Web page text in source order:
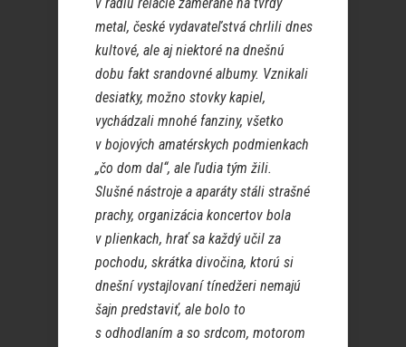
metal, české vydavateľstvá chrlili dnes
kultové, ale aj niektoré na dnešnú
dobu fakt srandovné albumy. Vznikali
desiatky, možno stovky kapiel,
vychádzali mnohé fanziny, všetko
v bojových amatérskych podmienkach
„čo dom dal“, ale ľudia tým žili.
Slušné nástroje a aparáty stáli strašné
prachy, organizácia koncertov bola
v plienkach, hrať sa každý učil za
pochodu, skrátka divočina, ktorú si
dnešní vystajlovaní tínedžeri nemajú
šajn predstaviť, ale bolo to
s odhodlaním a so srdcom, motorom